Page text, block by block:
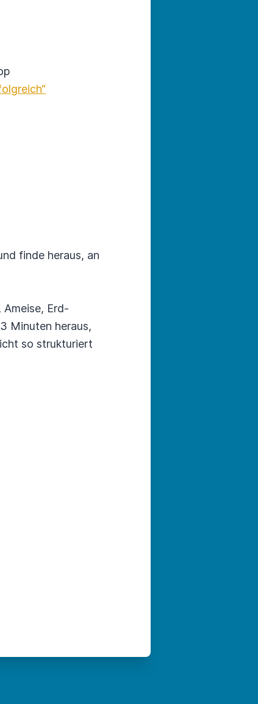
finde heraus, an
Ameise, Erd­
Minuten heraus,
so struktu­riert